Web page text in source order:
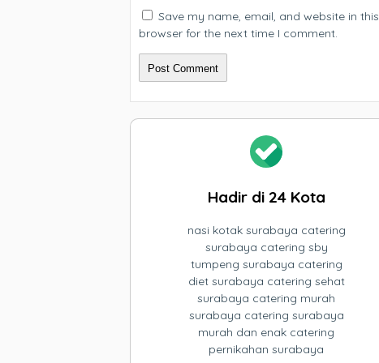
Save my name, email, and website in this
browser for the next time I comment.
Hadir di 24 Kota
nasi kotak surabaya catering
surabaya catering sby
tumpeng surabaya catering
diet surabaya catering sehat
surabaya catering murah
surabaya catering surabaya
murah dan enak catering
pernikahan surabaya